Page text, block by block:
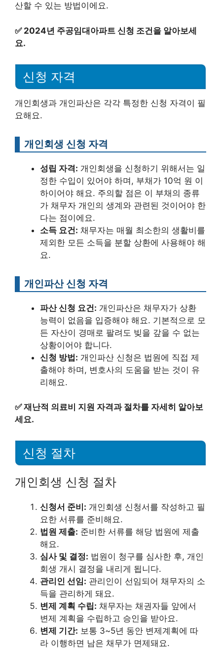
산할 수 있는 방법이에요.
✅ 2024년 주공임대아파트 신청 조건을 알아보세
요.
신청 자격
개인회생과 개인파산은 각각 특정한 신청 자격이 필
요해요.
개인회생 신청 자격
성립 자격: 개인회생을 신청하기 위해서는 일
정한 수입이 있어야 하며, 부채가 10억 원 이
하이어야 해요. 주의할 점은 이 부채의 종류
가 채무자 개인의 생계와 관련된 것이어야 한
다는 점이에요.
소득 요건: 채무자는 매월 최소한의 생활비를
제외한 모든 소득을 분할 상환에 사용해야 해
요.
개인파산 신청 자격
파산 신청 요건: 개인파산은 채무자가 상환
능력이 없음을 입증해야 해요. 기본적으로 모
든 자산이 경매로 팔려도 빚을 갚을 수 없는
상황이어야 합니다.
신청 방법: 개인파산 신청은 법원에 직접 제
출해야 하며, 변호사의 도움을 받는 것이 유
리해요.
✅재난적 의료비 지원 자격과 절차를 자세히 알아보
세요.
신청 절차
개인회생 신청 절차
신청서 준비: 개인회생 신청서를 작성하고 필
요한 서류를 준비해요.
법원 제출: 준비한 서류를 해당 법원에 제출
해요.
심사 및 결정: 법원이 청구를 심사한 후, 개인
회생 개시 결정을 내리게 됩니다.
관리인 선임: 관리인이 선임되어 채무자의 소
득을 관리하게 돼요.
변제 계획 수립: 채무자는 채권자들 앞에서
변제 계획을 수립하고 승인을 받아요.
변제 기간: 보통 3~5년 동안 변제계획에 따
라 이행하면 남은 채무가 면제돼요.